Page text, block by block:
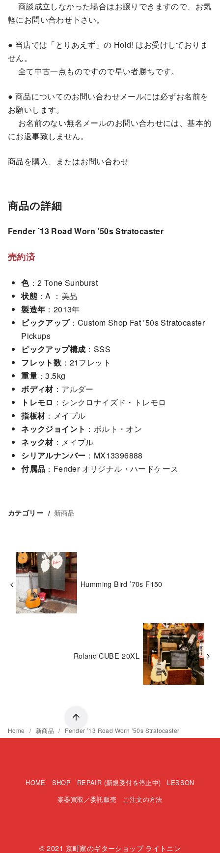
商談成立しなかった場合はお譲りできますので、お気
軽にお問い合わせ下さい。
● 当店では「とりあえず」の Hold! はお受けしておりま
せん。
全て中古一点ものですので早い者勝ちです。
● 商品についてのお問い合わせメールには必ずお名前を
お願いします。
お名前のない無名メールのお問い合わせには、基本的
にお返事致しません。
商品を購入、またはお問い合わせ
商品の詳細
Fender ’13 Road Worn ’50s Stratocaster
売約済
色：2 Tone Sunburst
状態 ：A ：美品
製造年 ：2013年
ピックアップ：Custom Shop Fat ’50s Stratocaster
Pickups
ピックアップ構成 ：SSS
フレット数 ：21フレット
重量 ：3.5kg
ボディ材：アルダー
トレモロ ：シンクロナイズド・トレモロ
指板材：メイプル
ネックジョイント ：ボルト・オン
ネック材：メイプル
シリアルナンバー ：MX13396888
付属品 ：Fender オリジナル・ハードケース
カテゴリー 新商品
Humming Bird ’70s F150
Roland CUBE-20XL
Home 新商品 Fender ’13 Road Worn ’50s Stratocaster
HOME SHOP REPAIR (新規受付を停止中)
LESSON
楽器買取／委託販売
ご注文の方法
© 2021 京町家のギターショップ ライトニン